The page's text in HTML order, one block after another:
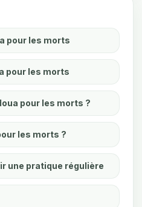
pour les morts
pour les morts
pour les morts ?
les morts ?
une pratique régulière